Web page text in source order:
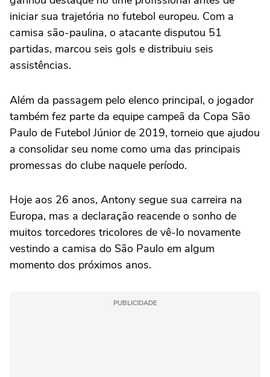
iniciar sua trajetória no futebol europeu. Com a
camisa são-paulina, o atacante disputou 51
partidas, marcou seis gols e distribuiu seis
assistências.
Além da passagem pelo elenco principal, o jogador
também fez parte da equipe campeã da Copa São
Paulo de Futebol Júnior de 2019, torneio que ajudou
a consolidar seu nome como uma das principais
promessas do clube naquele período.
Hoje aos 26 anos, Antony segue sua carreira na
Europa, mas a declaração reacende o sonho de
muitos torcedores tricolores de vê-lo novamente
vestindo a camisa do São Paulo em algum
momento dos próximos anos.
PUBLICIDADE